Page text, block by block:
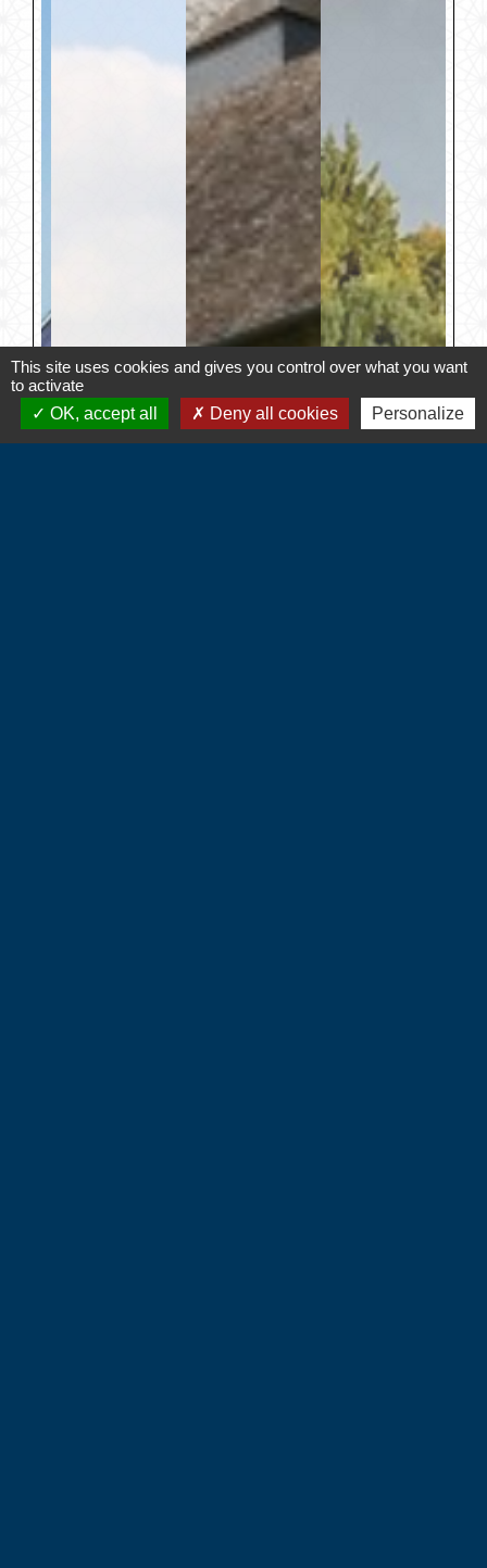
This site uses cookies and gives you control over what you want
to activate
OK, accept all
Deny all cookies Personalize